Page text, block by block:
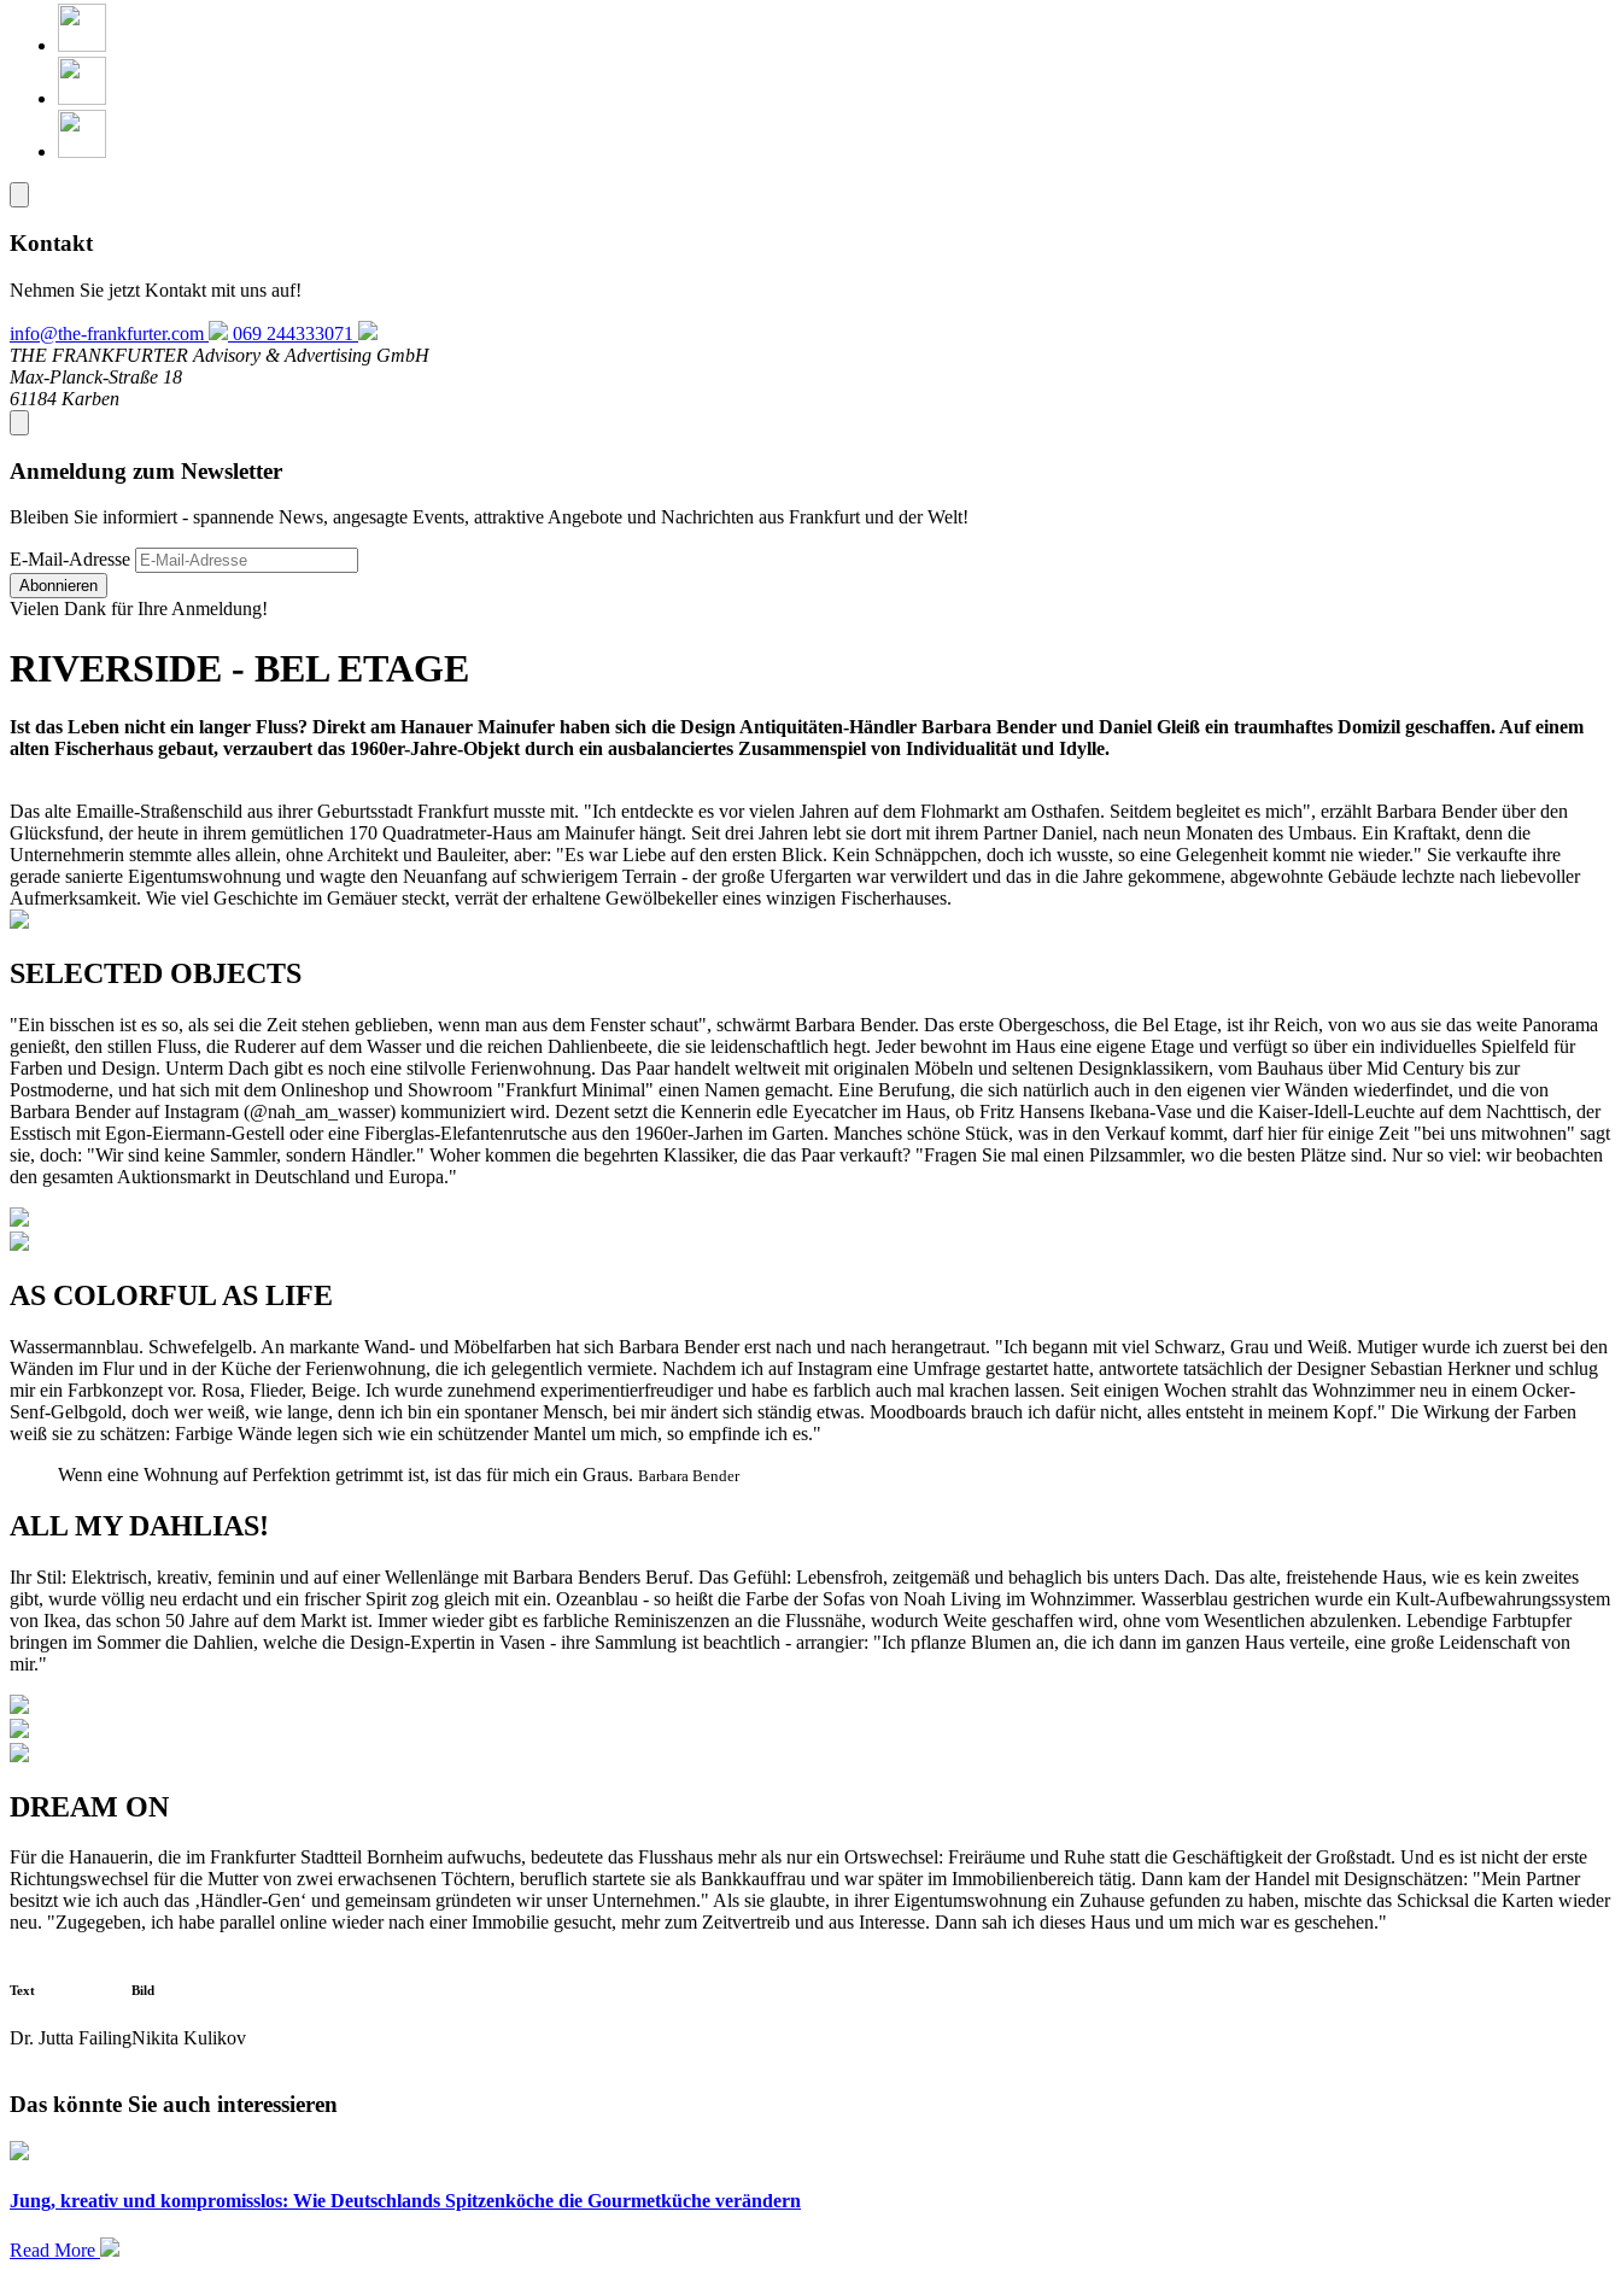
Kontakt
Nehmen Sie jetzt Kontakt mit uns auf!
info@the-frankfurter.com
069 244333071
THE FRANKFURTER Advisory & Advertising GmbH
Max-Planck-Straße 18
61184 Karben
Anmeldung zum Newsletter
Bleiben Sie informiert - spannende News, angesagte Events, attraktive Angebote und Nachrichten aus Frankfurt und der Welt!
E-Mail-Adresse
Abonnieren
Vielen Dank für Ihre Anmeldung!
RIVERSIDE - BEL ETAGE
Ist das Leben nicht ein langer Fluss? Direkt am Hanauer Mainufer haben sich die Design Antiquitäten-Händler Barbara Bender und Daniel Gleiß ein traumhaftes Domizil geschaffen. Auf einem
alten Fischerhaus gebaut, verzaubert das 1960er-Jahre-Objekt durch ein ausbalanciertes Zusammenspiel von Individualität und Idylle.
Das alte Emaille-Straßenschild aus ihrer Geburtsstadt Frankfurt musste mit. "Ich entdeckte es vor vielen Jahren auf dem Flohmarkt am Osthafen. Seitdem begleitet es mich", erzählt Barbara Bender über den
Glücksfund, der heute in ihrem gemütlichen 170 Quadratmeter-Haus am Mainufer hängt. Seit drei Jahren lebt sie dort mit ihrem Partner Daniel, nach neun Monaten des Umbaus. Ein Kraftakt, denn die
Unternehmerin stemmte alles allein, ohne Architekt und Bauleiter, aber: "Es war Liebe auf den ersten Blick. Kein Schnäppchen, doch ich wusste, so eine Gelegenheit kommt nie wieder." Sie verkaufte ihre
gerade sanierte Eigentumswohnung und wagte den Neuanfang auf schwierigem Terrain - der große Ufergarten war verwildert und das in die Jahre gekommene, abgewohnte Gebäude lechzte nach liebevoller
Aufmerksamkeit. Wie viel Geschichte im Gemäuer steckt, verrät der erhaltene Gewölbekeller eines winzigen Fischerhauses.
SELECTED OBJECTS
"Ein bisschen ist es so, als sei die Zeit stehen geblieben, wenn man aus dem Fenster schaut", schwärmt Barbara Bender. Das erste Obergeschoss, die Bel Etage, ist ihr Reich, von wo aus sie das weite Panorama
genießt, den stillen Fluss, die Ruderer auf dem Wasser und die reichen Dahlienbeete, die sie leidenschaftlich hegt. Jeder bewohnt im Haus eine eigene Etage und verfügt so über ein individuelles Spielfeld für
Farben und Design. Unterm Dach gibt es noch eine stilvolle Ferienwohnung. Das Paar handelt weltweit mit originalen Möbeln und seltenen Designklassikern, vom Bauhaus über Mid Century bis zur
Postmoderne, und hat sich mit dem Onlineshop und Showroom "Frankfurt Minimal" einen Namen gemacht. Eine Berufung, die sich natürlich auch in den eigenen vier Wänden wiederfindet, und die von
Barbara Bender auf Instagram (@nah_am_wasser) kommuniziert wird. Dezent setzt die Kennerin edle Eyecatcher im Haus, ob Fritz Hansens Ikebana-Vase und die Kaiser-Idell-Leuchte auf dem Nachttisch, der
Esstisch mit Egon-Eiermann-Gestell oder eine Fiberglas-Elefantenrutsche aus den 1960er-Jarhen im Garten. Manches schöne Stück, was in den Verkauf kommt, darf hier für einige Zeit "bei uns mitwohnen" sagt
sie, doch: "Wir sind keine Sammler, sondern Händler." Woher kommen die begehrten Klassiker, die das Paar verkauft? "Fragen Sie mal einen Pilzsammler, wo die besten Plätze sind. Nur so viel: wir beobachten
den gesamten Auktionsmarkt in Deutschland und Europa."
AS COLORFUL AS LIFE
Wassermannblau. Schwefelgelb. An markante Wand- und Möbelfarben hat sich Barbara Bender erst nach und nach herangetraut. "Ich begann mit viel Schwarz, Grau und Weiß. Mutiger wurde ich zuerst bei den
Wänden im Flur und in der Küche der Ferienwohnung, die ich gelegentlich vermiete. Nachdem ich auf Instagram eine Umfrage gestartet hatte, antwortete tatsächlich der Designer Sebastian Herkner und schlug
mir ein Farbkonzept vor. Rosa, Flieder, Beige. Ich wurde zunehmend experimentierfreudiger und habe es farblich auch mal krachen lassen. Seit einigen Wochen strahlt das Wohnzimmer neu in einem Ocker-
Senf-Gelbgold, doch wer weiß, wie lange, denn ich bin ein spontaner Mensch, bei mir ändert sich ständig etwas. Moodboards brauch ich dafür nicht, alles entsteht in meinem Kopf." Die Wirkung der Farben
weiß sie zu schätzen: Farbige Wände legen sich wie ein schützender Mantel um mich, so empfinde ich es."
Wenn eine Wohnung auf Perfektion getrimmt ist, ist das für mich ein Graus. Barbara Bender
ALL MY DAHLIAS!
Ihr Stil: Elektrisch, kreativ, feminin und auf einer Wellenlänge mit Barbara Benders Beruf. Das Gefühl: Lebensfroh, zeitgemäß und behaglich bis unters Dach. Das alte, freistehende Haus, wie es kein zweites
gibt, wurde völlig neu erdacht und ein frischer Spirit zog gleich mit ein. Ozeanblau - so heißt die Farbe der Sofas von Noah Living im Wohnzimmer. Wasserblau gestrichen wurde ein Kult-Aufbewahrungssystem
von Ikea, das schon 50 Jahre auf dem Markt ist. Immer wieder gibt es farbliche Reminiszenzen an die Flussnähe, wodurch Weite geschaffen wird, ohne vom Wesentlichen abzulenken. Lebendige Farbtupfer
bringen im Sommer die Dahlien, welche die Design-Expertin in Vasen - ihre Sammlung ist beachtlich - arrangier: "Ich pflanze Blumen an, die ich dann im ganzen Haus verteile, eine große Leidenschaft von
mir."
DREAM ON
Für die Hanauerin, die im Frankfurter Stadtteil Bornheim aufwuchs, bedeutete das Flusshaus mehr als nur ein Ortswechsel: Freiräume und Ruhe statt die Geschäftigkeit der Großstadt. Und es ist nicht der erste
Richtungswechsel für die Mutter von zwei erwachsenen Töchtern, beruflich startete sie als Bankkauffrau und war später im Immobilienbereich tätig. Dann kam der Handel mit Designschätzen: "Mein Partner
besitzt wie ich auch das ‚Händler-Gen‘ und gemeinsam gründeten wir unser Unternehmen." Als sie glaubte, in ihrer Eigentumswohnung ein Zuhause gefunden zu haben, mischte das Schicksal die Karten wieder
neu. "Zugegeben, ich habe parallel online wieder nach einer Immobilie gesucht, mehr zum Zeitvertreib und aus Interesse. Dann sah ich dieses Haus und um mich war es geschehen."
Text
Dr. Jutta Failing
Bild
Nikita Kulikov
Das könnte Sie auch interessieren
Jung, kreativ und kompromisslos: Wie Deutschlands Spitzenköche die Gourmetküche verändern
Read More